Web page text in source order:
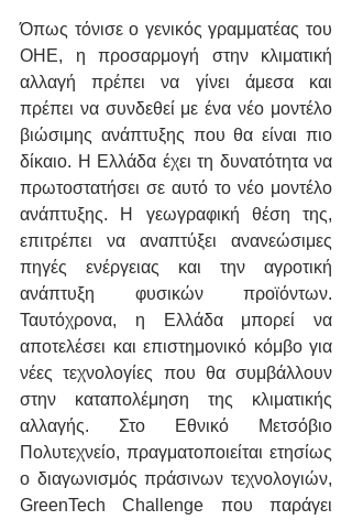
Όπως τόνισε ο γενικός γραμματέας του
ΟΗΕ, η προσαρμογή στην κλιματική
αλλαγή πρέπει να γίνει άμεσα και
πρέπει να συνδεθεί με ένα νέο μοντέλο
βιώσιμης ανάπτυξης που θα είναι πιο
δίκαιο. Η Ελλάδα έχει τη δυνατότητα να
πρωτοστατήσει σε αυτό το νέο μοντέλο
ανάπτυξης. Η γεωγραφική θέση της,
επιτρέπει να αναπτύξει ανανεώσιμες
πηγές ενέργειας και την αγροτική
ανάπτυξη φυσικών προϊόντων.
Ταυτόχρονα, η Ελλάδα μπορεί να
αποτελέσει και επιστημονικό κόμβο για
νέες τεχνολογίες που θα συμβάλλουν
στην καταπολέμηση της κλιματικής
αλλαγής. Στο Εθνικό Μετσόβιο
Πολυτεχνείο, πραγματοποιείται ετησίως
ο διαγωνισμός πράσινων τεχνολογιών,
GreenTech Challenge που παράγει